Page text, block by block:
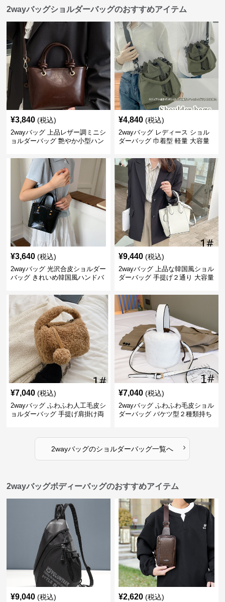
2wayバッグショルダーバッグのおすすめアイテム
¥3,840 (税込)
2wayバッグ 上品レザー調ミニシ
ョルダーバッグ 艶やか小型ハン
¥4,840 (税込)
2wayバッグ レディース ショル
ダーバッグ 巾着型 軽量 大容量
¥3,640 (税込)
2wayバッグ 光沢合皮ショルダー
バッグ きれいめ韓国風ハンドバ
¥9,440 (税込)
2wayバッグ 上品な韓国風ショル
ダーバッグ 手提げ２通り 大容量
¥7,040 (税込)
2wayバッグ ふわふわ人工毛皮シ
ョルダーバッグ 手提げ肩掛け両
¥7,040 (税込)
2wayバッグ ふわふわ毛皮ショル
ダーバッグ バケツ型２種類持ち
2wayバッグのショルダーバッグ一覧へ ›
2wayバッグボディーバッグのおすすめアイテム
¥9,040 (税込) ¥2,620 (税込)